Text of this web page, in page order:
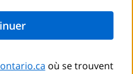
ontario.ca où se trouvent